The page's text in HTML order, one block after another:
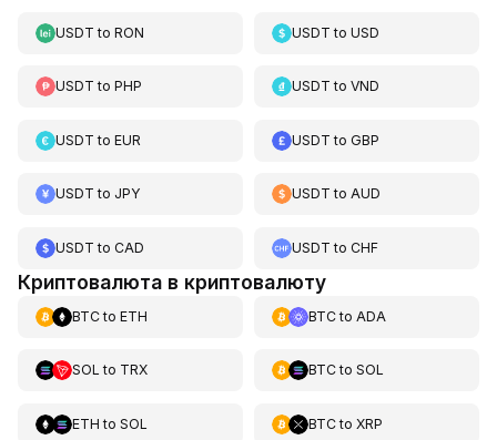
USDT to RON USDT toUSD
USDT to PHP USDT toVND
USDT to EUR USDT toGBP
USDT to JPY USDT toAUD
USDT to CAD USDT toCHF
Криптовалюта в криптовалюту
BTCto ETH BTCto ADA
SOL to TRX BTCto SOL
ETH to SOL BTCto XRP